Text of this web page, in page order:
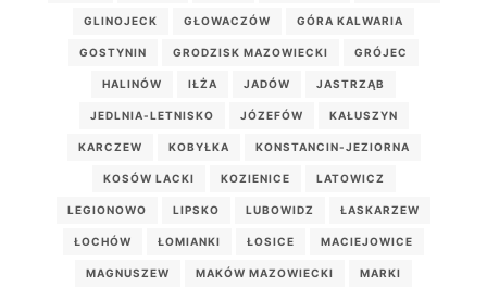
GLINOJECK GŁOWACZÓW GÓRA KALWARIA
GOSTYNIN GRODZISK MAZOWIECKI GRÓJEC
HALINÓW IŁŻA JADÓW JASTRZĄB
JEDLNIA-LETNISKO JÓZEFÓW KAŁUSZYN
KARCZEW KOBYŁKA KONSTANCIN-JEZIORNA
KOSÓW LACKI KOZIENICE LATOWICZ
LEGIONOWO LIPSKO LUBOWIDZ ŁASKARZEW
ŁOCHÓW ŁOMIANKI ŁOSICE MACIEJOWICE
MAGNUSZEW MAKÓW MAZOWIECKI MARKI